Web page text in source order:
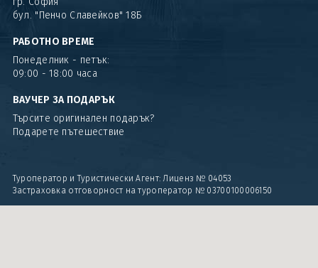
бул. "Пенчо Славейков" 18Б
РАБОТНО ВРЕМЕ
Понеделник - петък:
09:00 - 18:00 часа
ВАУЧЕР ЗА ПОДАРЪК
Търсите оригинален подарък?
Подарете пътешествие
Туроператор и Туристически Агент: Лиценз № 04053
Застраховка отговорност на туроператор № 03700100006150